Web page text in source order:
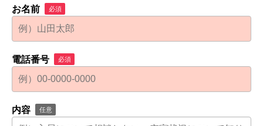
お名前 必須
電話番号 必須
内容 任意